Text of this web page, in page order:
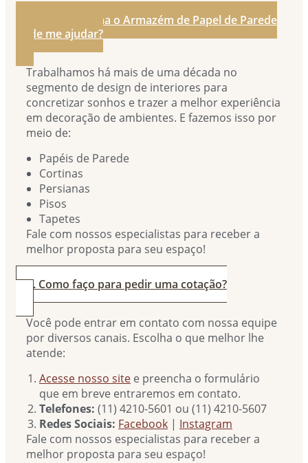
1. De que forma o Armazém de Papel de Parede
pode me ajudar?
Trabalhamos há mais de uma década no
segmento de design de interiores para
concretizar sonhos e trazer a melhor experiência
em decoração de ambientes. E fazemos isso por
meio de:
Papéis de Parede
Cortinas
Persianas
Pisos
Tapetes
Fale com nossos especialistas para receber a
melhor proposta para seu espaço!
2. Como faço para pedir uma cotação?
Você pode entrar em contato com nossa equipe
por diversos canais. Escolha o que melhor lhe
atende:
Acesse nosso site e preencha o formulário
que em breve entraremos em contato.
Telefones: (11) 4210-5601 ou (11) 4210-5607
Redes Sociais: Facebook | Instagram
Fale com nossos especialistas para receber a
melhor proposta para seu espaço!